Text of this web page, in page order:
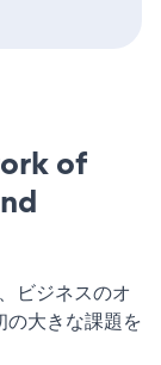
of
ビジネスのオ
の大きな課題を